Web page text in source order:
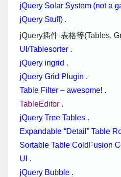
jQuery Solar System (not a
jQuery Stuff) .
jQuery插件-表格等(Tables,
UI/Tablesorter .
jQuery ingrid .
jQuery Grid Plugin .
Table Filter – awesome! .
TableEditor .
jQuery Tree Tables .
Expandable “Detail” Table
Sortable Table ColdFusion
UI .
jQuery Bubble .